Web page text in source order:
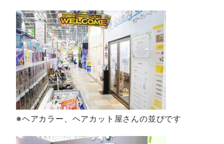
※ヘアカラー、ヘアカット屋さんの並びです